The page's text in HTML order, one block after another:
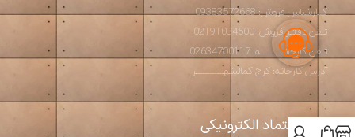
کــارشناس فروش: 09383572668
تلفن دفتـر فروش: 02191034500
تلفن کارخانــــــــــه: 02634700117
آدرس کارخانه: کرج کمالشهــــــــــــر
نماد اعتماد الکترونیکی